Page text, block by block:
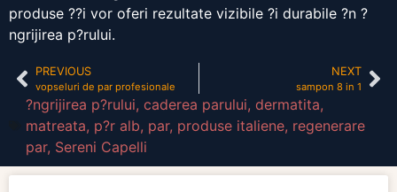
produse ??i vor oferi rezultate vizibile ?i durabile ?n ?
ngrijirea p?rului.
PREVIOUS
vopseluri de par profesionale
NEXT
sampon 8 in 1
?ngrijirea p?rului, caderea parului, dermatita,
matreata, p?r alb, par, produse italiene, regenerare
par, Sereni Capelli